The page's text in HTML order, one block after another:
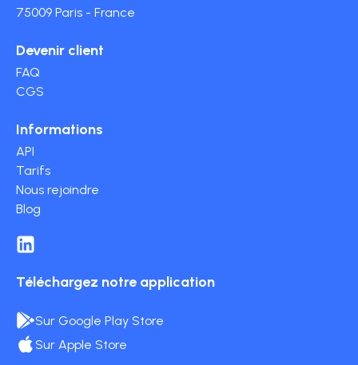
75009 Paris - France
Devenir client
FAQ
CGS
Informations
API
Tarifs
Nous rejoindre
Blog
Téléchargez notre application
Sur Google Play Store
Sur Apple Store